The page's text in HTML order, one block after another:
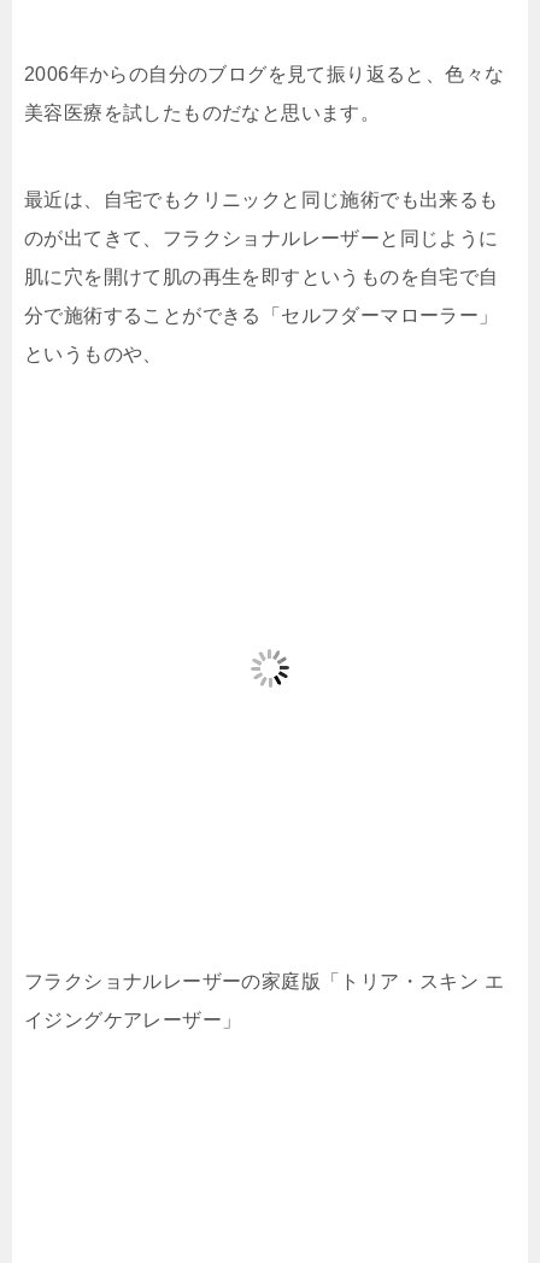
2006年からの自分のブログを見て振り返ると、色々な
美容医療を試したものだなと思います。
最近は、自宅でもクリニックと同じ施術でも出来るも
のが出てきて、フラクショナルレーザーと同じように
肌に穴を開けて肌の再生を即すというものを自宅で自
分で施術することができる「セルフダーマローラー」
というものや、
フラクショナルレーザーの家庭版「トリア・スキン エ
イジングケアレーザー」